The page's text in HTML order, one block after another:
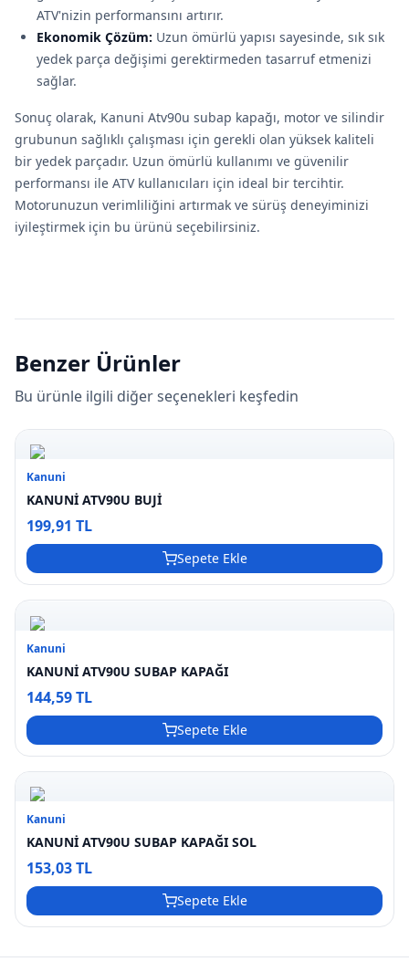
ATV'nizin performansını artırır.
Ekonomik Çözüm: Uzun ömürlü yapısı sayesinde, sık sık
yedek parça değişimi gerektirmeden tasarruf etmenizi
sağlar.
Sonuç olarak, Kanuni Atv90u subap kapağı, motor ve silindir
grubunun sağlıklı çalışması için gerekli olan yüksek kaliteli
bir yedek parçadır. Uzun ömürlü kullanımı ve güvenilir
performansı ile ATV kullanıcıları için ideal bir tercihtir.
Motorunuzun verimliliğini artırmak ve sürüş deneyiminizi
iyileştirmek için bu ürünü seçebilirsiniz.
Benzer Ürünler
Bu ürünle ilgili diğer seçenekleri keşfedin
Kanuni
KANUNİ ATV90U BUJİ
199,91 TL
Sepete Ekle
Kanuni
KANUNİ ATV90U SUBAP KAPAĞI
144,59 TL
Sepete Ekle
Kanuni
KANUNİ ATV90U SUBAP KAPAĞI SOL
153,03 TL
Sepete Ekle